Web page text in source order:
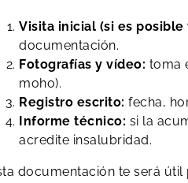
Visita inicial (si es posible
documentación.
Fotografías y vídeo: toma
moho).
Registro escrito: fecha,
Informe técnico: si la
acredite insalubridad.
documentación te será